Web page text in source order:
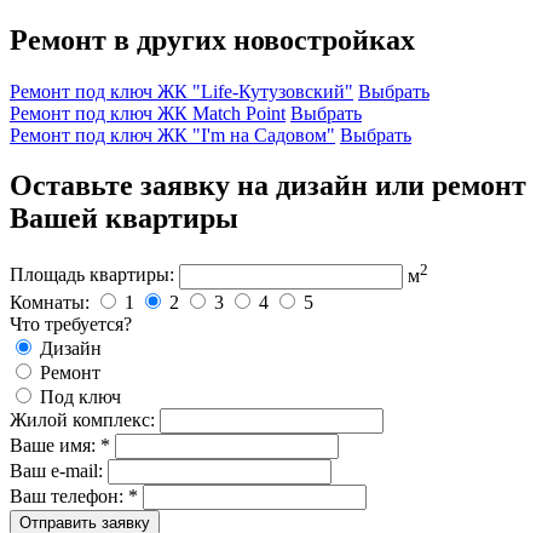
Ремонт в других новостройках
Ремонт под ключ ЖК "Life-Кутузовский" Выбрать
Ремонт под ключ ЖК Match Point Выбрать
Ремонт под ключ ЖК "I'm на Садовом" Выбрать
Оставьте заявку на дизайн или ремонт
Вашей квартиры
Площадь квартиры: м2
Комнаты: 1 2 3 4
5
Что требуется?
Дизайн
Ремонт
Под ключ
Жилой комплекс:
Ваше имя: *
Ваш e-mail:
Ваш телефон: *
Отправить заявку